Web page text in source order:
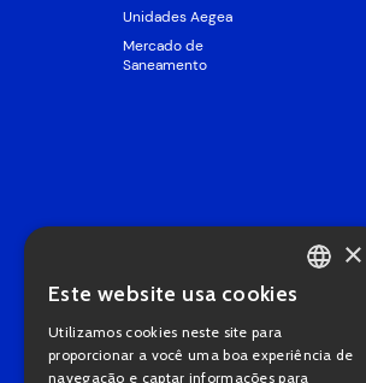
Unidades Aegea
Mercado de
Saneamento
PORTUGUESE
×
Este website usa cookies
Utilizamos cookies neste site para
proporcionar a você uma boa experiência de
navegação e captar informações para